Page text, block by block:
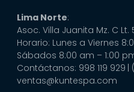
Lima Norte:
Asoc. Villa Juanita Mz. C Lt.
Horario: Lunes a Viernes
Sábados 8:00 am – 1:00
Contáctanos: 998 119 929 |
ventas@kuntespa.com